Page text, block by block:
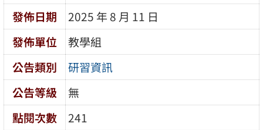
發佈日期
2025 年 8 月 11 日
發佈單位
教學組
公告類別
研習資訊
公告等級
無
點閱次數
241